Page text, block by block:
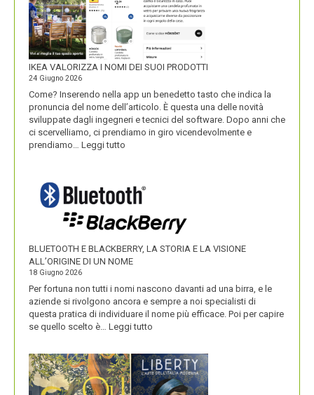
IKEA VALORIZZA I NOMI DEI SUOI PRODOTTI
24 Giugno 2026
Come? Inserendo nella app un benedetto tasto che indica la
pronuncia del nome dell’articolo. È questa una delle novità
sviluppate dagli ingegneri e tecnici del software. Dopo anni che
ci scervelliamo, ci prendiamo in giro vicendevolmente e
prendiamo… Leggi tutto
NOMI
DEI
SUOI
PRODOTTI
BLUETOOTH E BLACKBERRY, LA STORIA E LA VISIONE
ALL’ORIGINE DI UN NOME
18 Giugno 2026
Per fortuna non tutti i nomi nascono davanti ad una birra, e le
aziende si rivolgono ancora e sempre a noi specialisti di
questa pratica di individuare il nome più efficace. Poi per capire
se quello scelto è… Leggi tutto
BLACKBERRY,
LA
STORIA